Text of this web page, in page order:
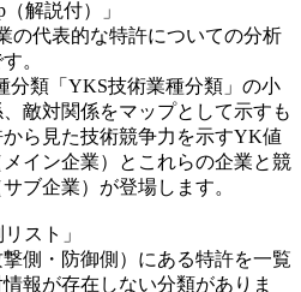
解説付）」
の代表的な特許についての分析
。
分類「YKS技術業種分類」の小
敵対関係をマップとして示すも
ら見た技術競争力を示すYK値
イン企業）とこれらの企業と競
ブ企業）が登場します。
スト」
側・防御側）にある特許を一覧
報が存在しない分類がありま